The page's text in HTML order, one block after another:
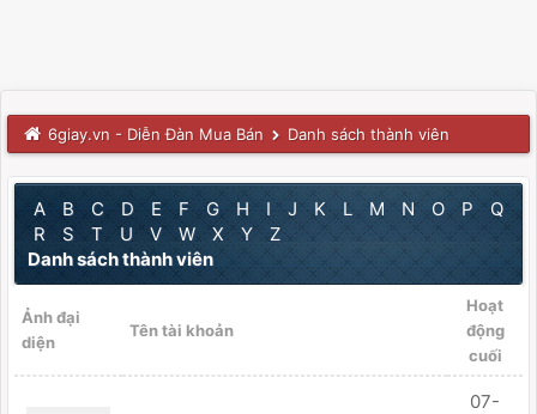
6giay.vn - Diễn Đàn Mua Bán Danh sách thành viên
A B C D E F G H I J K L M N O P
Q
R
S T U V W X Y
Z
Danh sách thành viên
Ảnh đại
diện
Tên tài khoản
Hoạt
động
cuối
07-